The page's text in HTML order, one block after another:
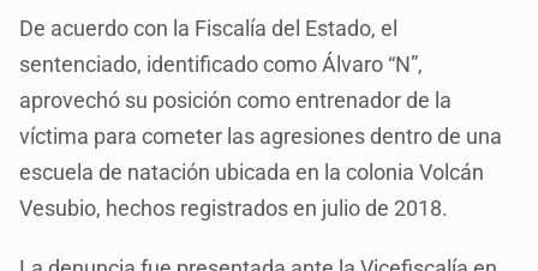
De acuerdo con la Fiscalía del Estado, el
sentenciado, identificado como Álvaro “N”,
aprovechó su posición como entrenador de la
víctima para cometer las agresiones dentro de una
escuela de natación ubicada en la colonia Volcán
Vesubio, hechos registrados en julio de 2018.